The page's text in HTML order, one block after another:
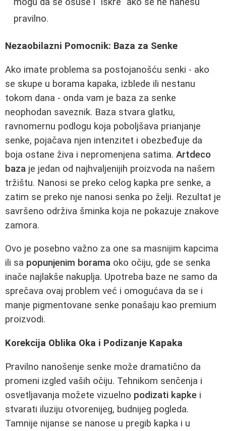
pravilno.
Nezaobilazni Pomocnik: Baza za Senke
Ako imate problema sa postojanošću senki - ako
se skupe u borama kapaka, izblede ili nestanu
tokom dana - onda vam je baza za senke
neophodan saveznik. Baza stvara glatku,
ravnomernu podlogu koja poboljšava prianjanje
senke, pojačava njen intenzitet i obezbeđuje da
boja ostane živa i nepromenjena satima. Artdeco
baza je jedan od najhvaljenijih proizvoda na našem
tržištu. Nanosi se preko celog kapka pre senke, a
zatim se preko nje nanosi senka po želji. Rezultat je
savršeno održiva šminka koja ne pokazuje znakove
zamora.
Ovo je posebno važno za one sa masnijim kapcima
ili sa popunjenim borama oko očiju, gde se senka
inače najlakše nakuplja. Upotreba baze ne samo da
sprečava ovaj problem već i omogućava da se i
manje pigmentovane senke ponašaju kao premium
proizvodi.
Korekcija Oblika Oka i Podizanje Kapaka
Pravilno nanošenje senke može dramatično da
promeni izgled vaših očiju. Tehnikom senčenja i
osvetljavanja možete vizuelno podizati kapke i
stvarati iluziju otvorenijeg, budnijeg pogleda.
Tamnije nijanse se nanose u pregib kapka i u